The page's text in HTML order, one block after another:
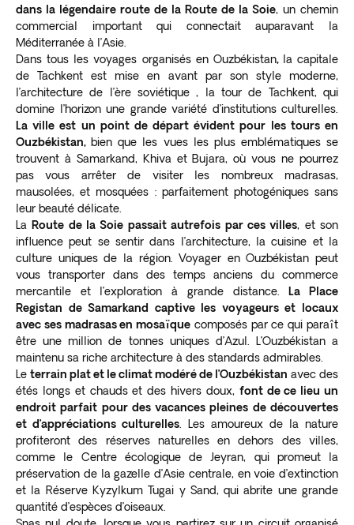
dans la légendaire route de la Route de la Soie, un chemin
commercial important qui connectait auparavant la
Méditerranée à l’Asie.
Dans tous les voyages organisés en Ouzbékistan, la capitale
de Tachkent est mise en avant par son style moderne,
l’architecture de l’ère soviétique , la tour de Tachkent, qui
domine l’horizon une grande variété d’institutions culturelles.
La ville est un point de départ évident pour les tours en
Ouzbékistan, bien que les vues les plus emblématiques se
trouvent à Samarkand, Khiva et Bujara, où vous ne pourrez
pas vous arrêter de visiter les nombreux madrasas,
mausolées, et mosquées : parfaitement photogéniques sans
leur beauté délicate.
La Route de la Soie passait autrefois par ces villes, et son
influence peut se sentir dans l’architecture, la cuisine et la
culture uniques de la région. Voyager en Ouzbékistan peut
vous transporter dans des temps anciens du commerce
mercantile et l’exploration à grande distance.
La Place
Registan de Samarkand captive les voyageurs et locaux
avec ses madrasas en mosaïque composés par ce qui paraît
être une million de tonnes uniques d’Azul. L’Ouzbékistan a
maintenu sa riche architecture à des standards admirables.
Le terrain plat et le climat modéré de l’Ouzbékistan avec des
étés longs et chauds et des hivers doux, font de ce lieu un
endroit parfait pour des vacances pleines de découvertes
et d’appréciations culturelles . Les amoureux de la nature
profiteront des réserves naturelles en dehors des villes,
comme le Centre écologique de Jeyran, qui promeut la
préservation de la gazelle d’Asie centrale, en voie d’extinction
et la Réserve Kyzylkum Tugai y Sand, qui abrite une grande
quantité d’espèces d’oiseaux.